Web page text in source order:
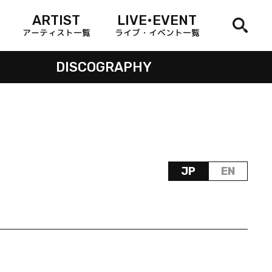
ARTIST
アーティスト一覧
LIVE•EVENT
ライブ・イベント一覧
DISCOGRAPHY
JP EN